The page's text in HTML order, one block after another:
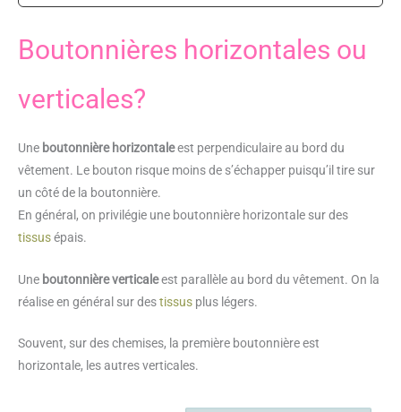
Boutonnières horizontales ou
verticales?
Une boutonnière horizontaleest perpendiculaire au bord du
vêtement. Le bouton risque moins de s’échapper puisqu’il tire sur
un côté de la boutonnière.
En général, on privilégie une boutonnière horizontale sur des
tissusépais.
Une boutonnière verticaleest parallèle au bord du vêtement. On la
réalise en général sur destissus plus légers.
Souvent, sur des chemises, la première boutonnière est
horizontale, les autres verticales.